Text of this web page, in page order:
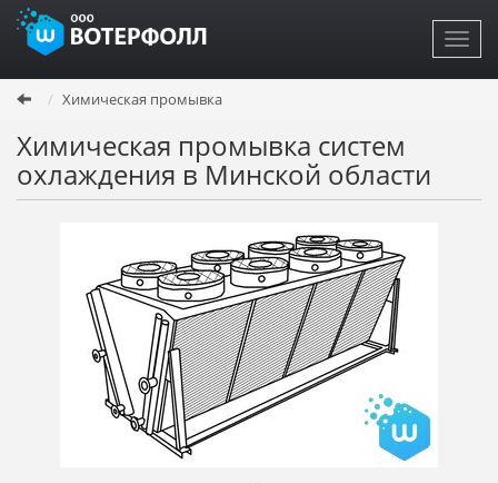
Перейти
основному
содержанию
Химическая промывка
Химическая промывка систем
охлаждения в Минской области